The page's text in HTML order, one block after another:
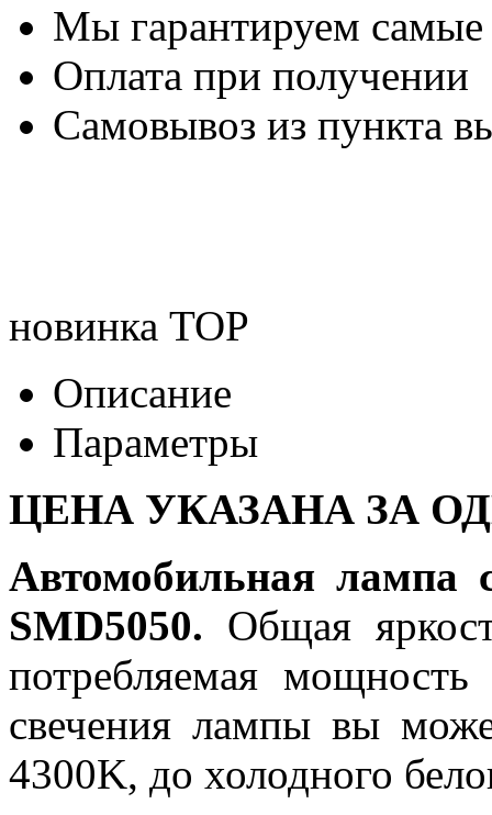
Мы гарантируем
Оплата при получении
Самовывоз из пункта
новинка TOP
Описание
Параметры
ЦЕНА УКАЗАНА ЗА
Автомобильная лампа
SMD5050. Общая
потребляемая мощность
свечения лампы вы
4300K, до холодного